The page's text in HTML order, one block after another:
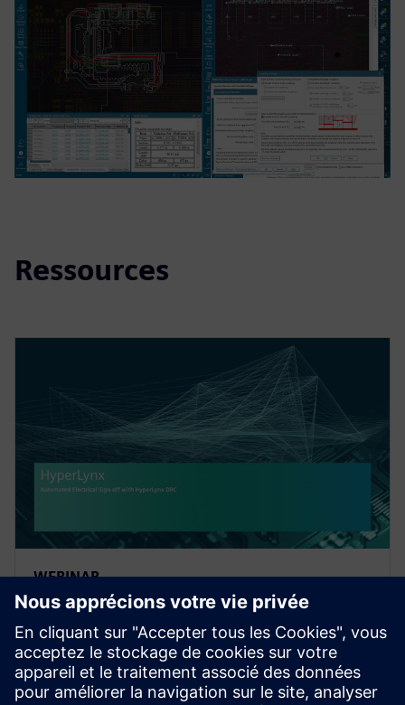
Ressources
WEBINAR
Automated Electrical Sign-off
with HyperLynx DRC
Achieving electrical signoff has become a critical part
of the PCB design process. Yet, manual signoff is